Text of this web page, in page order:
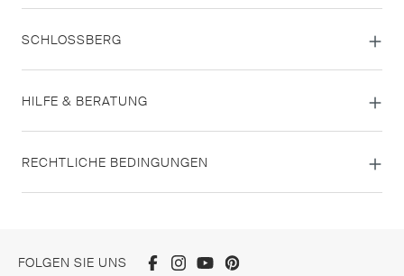
SCHLOSSBERG
HILFE & BERATUNG
RECHTLICHE BEDINGUNGEN
FOLGEN SIE UNS